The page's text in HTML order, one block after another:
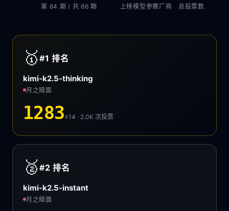
第 64 期 / 共 66 期 上榜模型参赛厂商 总投票数
🥇 #1排名
kimi-k2.5-thinking
月之暗面
1283±14 · 2.0K次投票
🥈 #2排名
kimi-k2.5-instant
月之暗面